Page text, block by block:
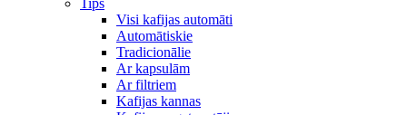
Tips
Visi kafijas automāti
Automātiskie
Tradicionālie
Ar kapsulām
Ar filtriem
Kafijas kannas